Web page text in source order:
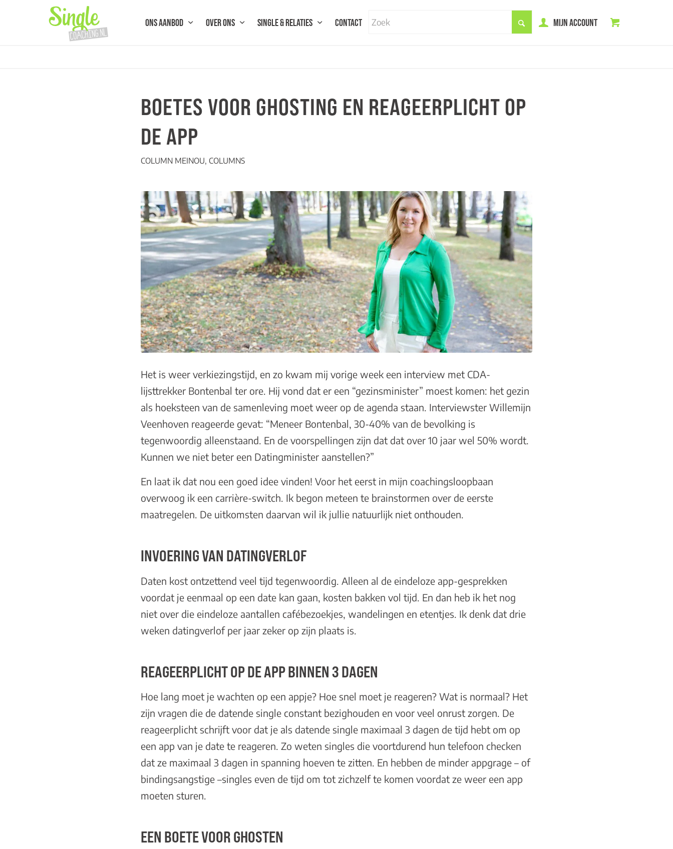
ONS AANBOD OVER ONS SINGLE & RELATIES CONTACT MIJN ACCOUNT
BOETES VOOR GHOSTING EN REAGEERPLICHT OP
DE APP
COLUMN MEINOU, COLUMNS
Het is weer verkiezingstijd, en zo kwam mij vorige week een interview met CDA-
lijsttrekker Bontenbal ter ore. Hij vond dat er een “gezinsminister” moest komen: het gezin
als hoeksteen van de samenleving moet weer op de agenda staan. Interviewster Willemijn
Veenhoven reageerde gevat: “Meneer Bontenbal, 30-40% van de bevolking is
tegenwoordig alleenstaand. En de voorspellingen zijn dat dat over 10 jaar wel 50% wordt.
Kunnen we niet beter een Datingminister aanstellen?”
En laat ik dat nou een goed idee vinden! Voor het eerst in mijn coachingsloopbaan
overwoog ik een carrière-switch. Ik begon meteen te brainstormen over de eerste
maatregelen. De uitkomsten daarvan wil ik jullie natuurlijk niet onthouden.
INVOERING VAN DATINGVERLOF
Daten kost ontzettend veel tijd tegenwoordig. Alleen al de eindeloze app-gesprekken
voordat je eenmaal op een date kan gaan, kosten bakken vol tijd. En dan heb ik het nog
niet over die eindeloze aantallen cafébezoekjes, wandelingen en etentjes. Ik denk dat drie
weken datingverlof per jaar zeker op zijn plaats is.
REAGEERPLICHT OP DE APP BINNEN 3 DAGEN
Hoe lang moet je wachten op een appje? Hoe snel moet je reageren? Wat is normaal? Het
zijn vragen die de datende single constant bezighouden en voor veel onrust zorgen. De
reageerplicht schrijft voor dat je als datende single maximaal 3 dagen de tijd hebt om op
een app van je date te reageren. Zo weten singles die voortdurend hun telefoon checken
dat ze maximaal 3 dagen in spanning hoeven te zitten. En hebben de minder appgrage – of
bindingsangstige –singles even de tijd om tot zichzelf te komen voordat ze weer een app
moeten sturen.
EEN BOETE VOOR GHOSTEN